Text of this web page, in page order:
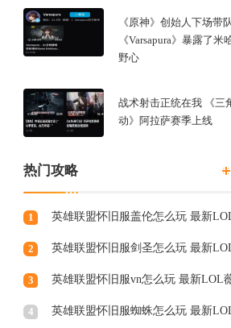
《原神》创始人下场带
《Varsapura》暴露了米
野心
战术射击正统在我 《三
动》阿拉萨赛季上线
热门攻略
1
2
3
4